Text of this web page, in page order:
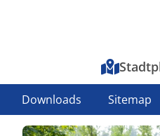
Top-Menu
Downloads Sitemap